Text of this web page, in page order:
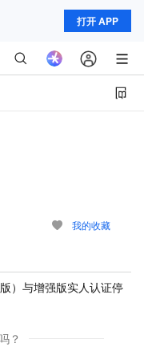
打开 APP
我的收藏
）与增强版实人认证停
？